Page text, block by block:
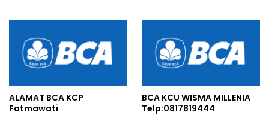
ALAMAT BCA KCP
Fatmawati
BCA KCU WISMA MILLENIA
Telp:0817819444